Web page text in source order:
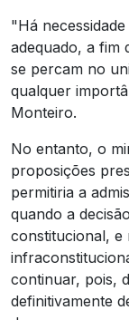
"Há
adequado, a fim
se percam no
qualquer
Monteiro.
No entanto, o
proposições
permitiria a
quando a
constitucional, e
continuar, pois,
definitivamente